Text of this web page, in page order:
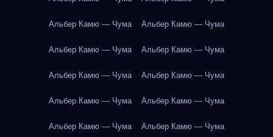
Альбер Камю — Чума Альбер Камю — Чума
Альбер Камю — Чума Альбер Камю — Чума
Альбер Камю — Чума Альбер Камю — Чума
Альбер Камю — Чума Альбер Камю — Чума
Альбер Камю — Чума Альбер Камю — Чума